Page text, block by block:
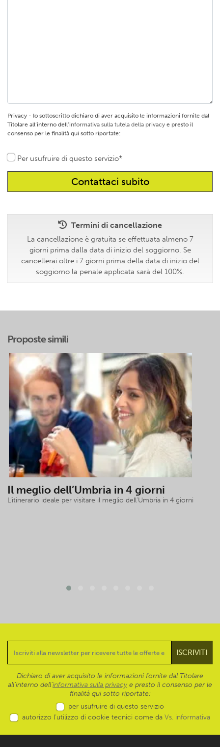
Privacy - Io sottoscritto dichiaro di aver acquisito le informazioni fornite dal
Titolare all’interno dell’informativa sulla tutela della privacy e presto il
consenso per le finalità qui sotto riportate:
Per usufruire di questo servizio*
Termini di cancellazione
La cancellazione è gratuita se effettuata almeno 7
giorni prima dalla data di inizio del soggiorno. Se
cancellerai oltre i 7 giorni prima della data di inizio del
soggiorno la penale applicata sarà del 100%.
Proposte simili
Il meglio dell’Umbria in 4 giorni
L’itinerario ideale per visitare il meglio dell’Umbria in 4 giorni
Dichiaro di aver acquisito le informazioni fornite dal Titolare
all’interno dell'informativa sulla privacy e presto il consenso per le
finalità qui sotto riportate:
per usufruire di questo servizio
autorizzo l’utilizzo di cookie tecnici come da Vs. informativa